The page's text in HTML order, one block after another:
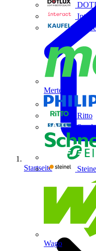
Interact
Merten
Ritto
Sarel
Wago
Startseite